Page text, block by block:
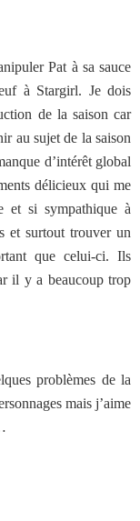
Pat à sa sauce
à Stargirl. Je dois
de la saison car
au sujet de la saison
d’intérêt global
délicieux qui me
et si sympathique à
et surtout trouver un
que celui-ci. Ils
il y a beaucoup trop
problèmes de la
mais j’aime